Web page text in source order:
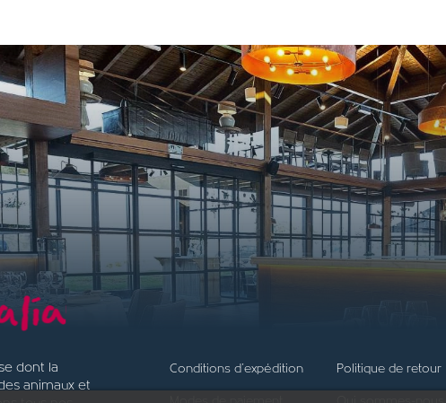
dont la
animaux et
Conditions d'expédition Politique de retour